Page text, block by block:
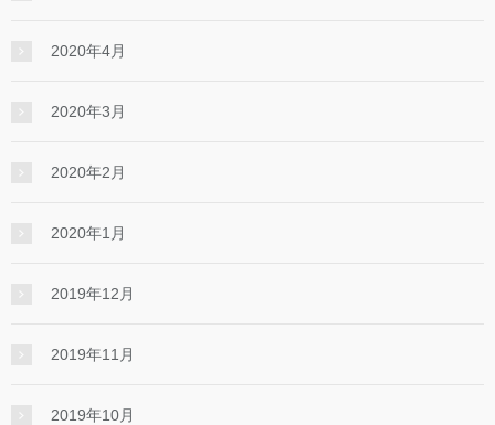
2020年4月
2020年3月
2020年2月
2020年1月
2019年12月
2019年11月
2019年10月